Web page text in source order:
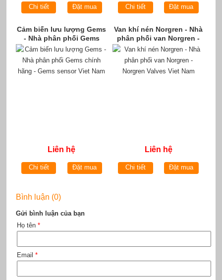
Chi tiết Đặt mua Chi tiết Đặt mua
Cảm biến lưu lượng Gems
- Nhà phân phối Gems
chính hãng - Gems sensor
Viet Nam
Liên hệ
Chi tiết Đặt mua
Van khí nén Norgren - Nhà
phân phối van Norgren -
Norgren Valves Viet Nam
Liên hệ
Chi tiết Đặt mua
Bình luận (0)
Gửi bình luận của bạn
Họ tên *
Email *